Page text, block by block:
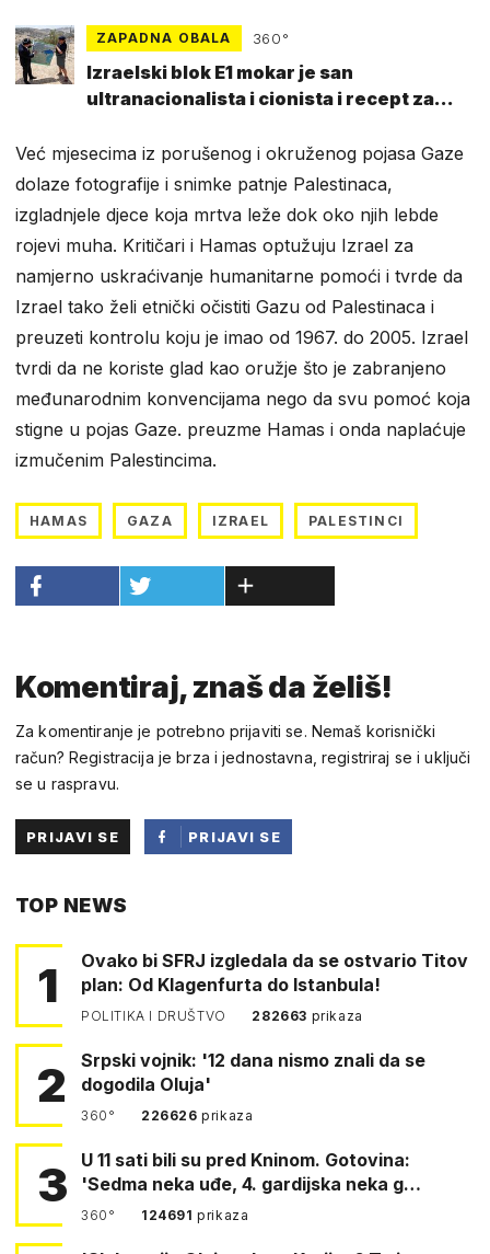
ZAPADNA OBALA 360°
Izraelski blok E1 mokar je san
ultranacionalista i cionista i recept za
Već mjesecima iz porušenog i okruženog pojasa Gaze
dolaze fotografije i snimke patnje Palestinaca,
izgladnjele djece koja mrtva leže dok oko njih lebde
rojevi muha. Kritičari i Hamas optužuju Izrael za
namjerno uskraćivanje humanitarne pomoći i tvrde da
Izrael tako želi etnički očistiti Gazu od Palestinaca i
preuzeti kontrolu koju je imao od 1967. do 2005. Izrael
tvrdi da ne koriste glad kao oružje što je zabranjeno
međunarodnim konvencijama nego da svu pomoć koja
stigne u pojas Gaze. preuzme Hamas i onda naplaćuje
izmučenim Palestincima.
HAMAS GAZA IZRAEL PALESTINCI
Komentiraj, znaš da želiš!
Za komentiranje je potrebno prijaviti se. Nemaš korisnički
račun? Registracija je brza i jednostavna, registriraj se i uključi
se u raspravu.
PRIJAVI SE
PRIJAVI SE
TOP NEWS
1
Ovako bi SFRJ izgledala da se ostvario Titov
plan: Od Klagenfurta do Istanbula!
POLITIKA I DRUŠTVO 282663 prikaza
2
Srpski vojnik: '12 dana nismo znali da se
dogodila Oluja'
360° 226626prikaza
3
U 11 sati bili su pred Kninom. Gotovina:
'Sedma neka uđe, 4. gardijska neka g…
360° 124691prikaza